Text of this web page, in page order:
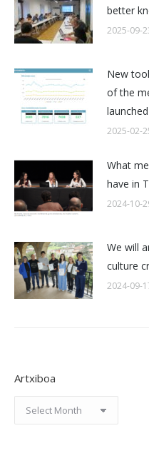
better
2025-09-
New
of the
launched
2025-02-
What
have in
2024-10-
We will
culture
2024-09-
Artxiboa